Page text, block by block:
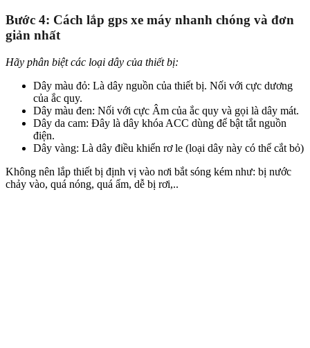
Bước 4: Cách lắp gps xe máy nhanh chóng và đơn
giản nhất
Hãy phân biệt các loại dây của thiết bị:
Dây màu đỏ: Là dây nguồn của thiết bị. Nối với cực dương
của ắc quy.
Dây màu đen: Nối với cực Âm của ắc quy và gọi là dây mát.
Dây da cam: Đây là dây khóa ACC dùng để bật tắt nguồn
điện.
Dây vàng: Là dây điều khiển rơ le (loại dây này có thể cắt bỏ)
Không nên lắp thiết bị định vị vào nơi bắt sóng kém như: bị nước
chảy vào, quá nóng, quá ẩm, dễ bị rơi,..